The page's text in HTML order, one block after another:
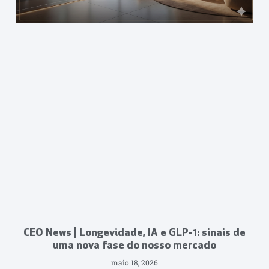
CEO News | Longevidade, IA e GLP-1: sinais de
uma nova fase do nosso mercado
maio 18, 2026